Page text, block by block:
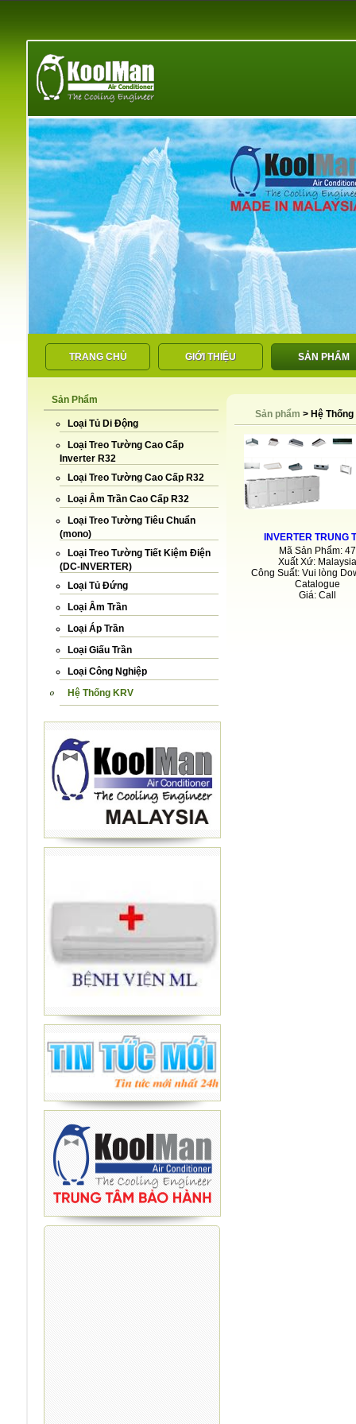
TRANG CHỦ GIỚI THIỆU SẢN PHẨM
LIÊN HỆ
Sản Phẩm
Loại Tủ Di Động
Loại Treo Tường Cao Cấp
Inverter R32
Loại Treo Tường Cao Cấp R32
Loại Âm Trần Cao Cấp R32
Loại Treo Tường Tiêu Chuẩn
(mono)
Loại Treo Tường Tiết Kiệm Điện
(DC-INVERTER)
Loại Tủ Đứng
Loại Âm Trần
Loại Áp Trần
Loại Giấu Trần
Loại Công Nghiệp
Hệ Thống KRV
Sản phẩm > Hệ
INVERTER TRUNG
Mã Sản Phẩm: 47
Xuất Xứ: Malaysia
Công Suất: Vui lòng
Catalogue
Giá: Call